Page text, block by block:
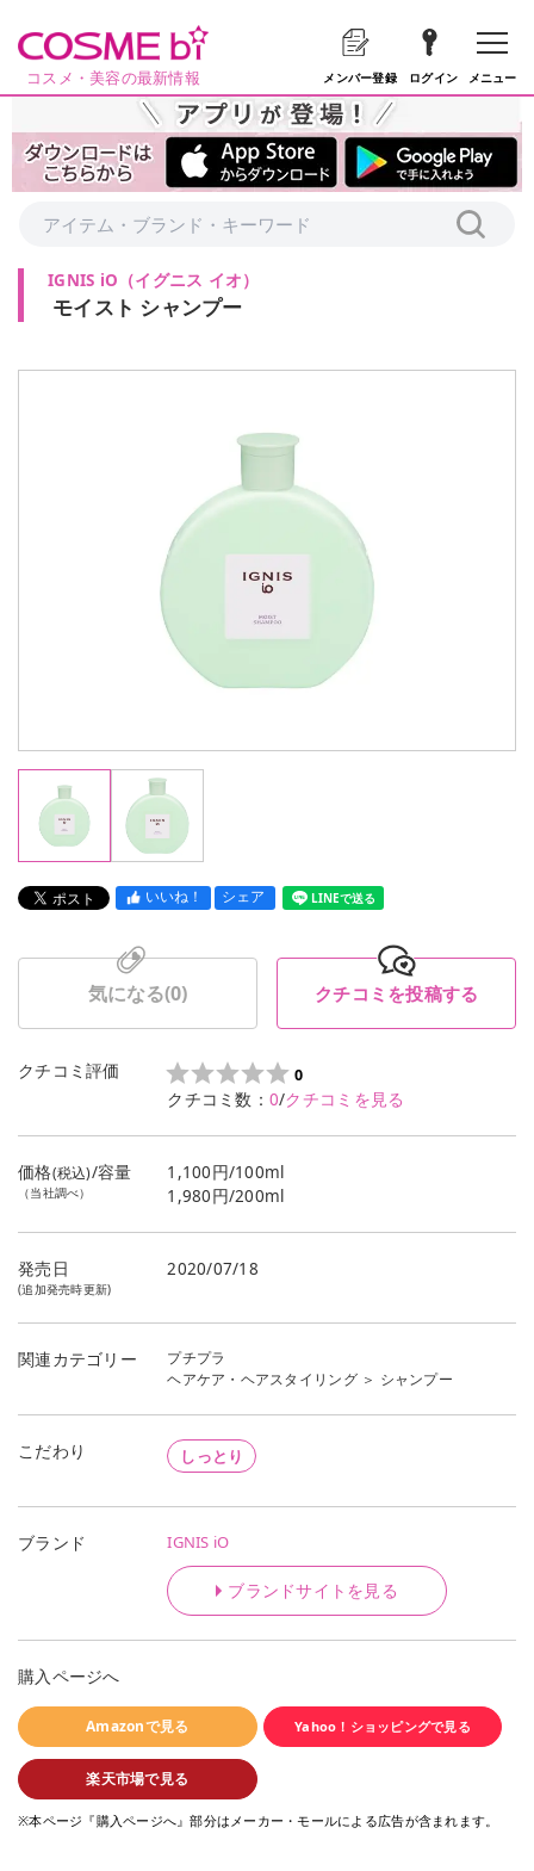
コスメ・美容の最新情報 メンバー登録 ログイン メニュー
IGNIS iO （イグニス イオ）
モイスト シャンプー
いいね！ シェア LINEで送る
気になる(0) クチコミを投稿する
クチコミ評価 0
クチコミ数： 0/クチコミを見る
価格(税込)/容量
（当社調べ）
1,100円/100ml
1,980円/200ml
発売日
(追加発売時更新)
2020/07/18
関連カテゴリー
プチプラ
ヘアケア・ヘアスタイリング＞ シャンプー
こだわり しっとり
ブランド IGNIS iO
ブランドサイトを見る
購入ページへ
Amazonで見る Yahoo！ショッピングで見る
楽天市場で見る
※本ページ『購入ページへ』部分はメーカー・モールによる広告が含まれます。